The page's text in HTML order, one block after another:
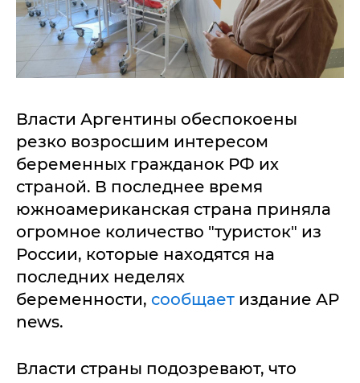
Власти Аргентины обеспокоены
резко возросшим интересом
беременных гражданок РФ их
страной. В последнее время
южноамериканская страна приняла
огромное количество "туристок" из
России, которые находятся на
последних неделях
беременности, сообщает издание АР
news.
Власти страны подозревают, что